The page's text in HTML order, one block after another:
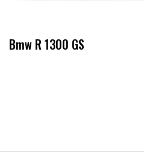
Bmw R 1300 GS